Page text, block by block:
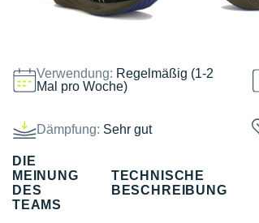
Verwendung: Regelmäßig (1-2
Mal pro Woche)
Dämpfung: Sehr gut
DIE
MEINUNG
DES
TEAMS
TECHNISCHE
BESCHREIBUNG